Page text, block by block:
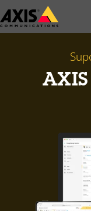
Pular
para